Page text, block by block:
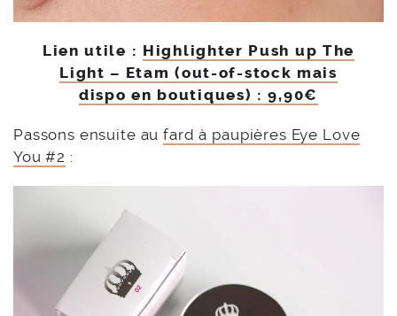
Lien utile : Highlighter Push up The
Light – Etam (out-of-stock mais
dispo en boutiques) : 9,90€
Passons ensuite aufard à paupières Eye Love
You #2 :